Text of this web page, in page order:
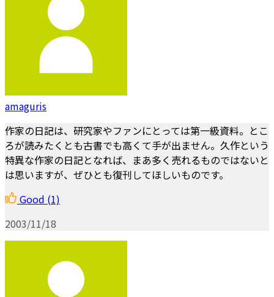
amaguris
作家の日記は、研究家やファンにとっては第一級資料。とこ
ろが読みたくとも古書でも高くて手が出ません。久作という
特異な作家の日記となれば、まあ多く売れるものではないと
は思いますが、ぜひとも復刊してほしいものです。
Good (1)
2003/11/18